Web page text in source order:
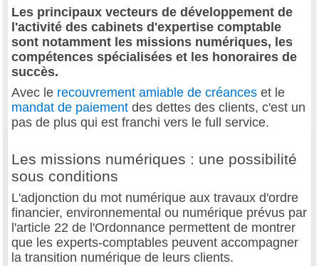
Les principaux vecteurs de développement de
l'activité des cabinets d'expertise comptable
sont notamment les missions numériques, les
compétences spécialisées et les honoraires de
succès.
Avec le recouvrement amiable de créances et le
mandat de paiement des dettes des clients, c'est un
pas de plus qui est franchi vers le full service.
Les missions numériques : une possibilité
sous conditions
L'adjonction du mot numérique aux travaux d'ordre
financier, environnemental ou numérique prévus par
l'article 22 de l'Ordonnance permettent de montrer
que les experts-comptables peuvent accompagner
la transition numérique de leurs clients.